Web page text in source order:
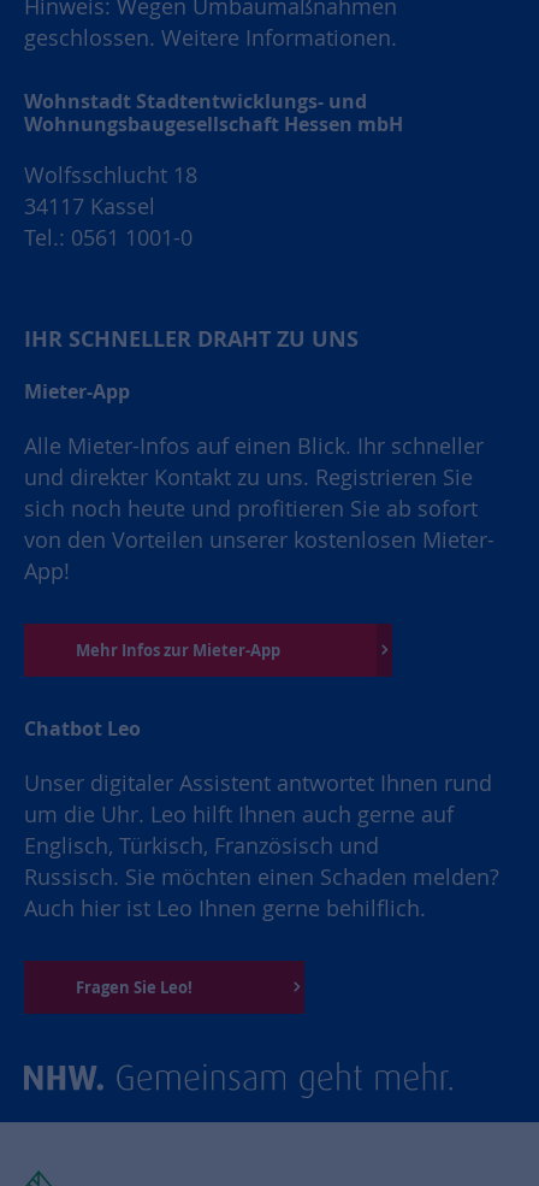
Hinweis: Wegen Umbaumaßnahmen
geschlossen. Weitere Informationen.
Wohnstadt Stadtentwicklungs- und
Wohnungsbaugesellschaft Hessen mbH
Wolfsschlucht 18
34117 Kassel
Tel.: 0561 1001-0
IHR SCHNELLER DRAHT ZU UNS
Mieter-App
Alle Mieter-Infos auf einen Blick. Ihr schneller
und direkter Kontakt zu uns. Registrieren Sie
sich noch heute und profitieren Sie ab sofort
von den Vorteilen unserer kostenlosen Mieter-
App!
Mehr Infos zur Mieter-App
Chatbot Leo
Unser digitaler Assistent antwortet Ihnen rund
um die Uhr. Leo hilft Ihnen auch gerne auf
Englisch, Türkisch, Französisch und
Russisch. Sie möchten einen Schaden melden?
Auch hier ist Leo Ihnen gerne behilflich.
Fragen Sie Leo!